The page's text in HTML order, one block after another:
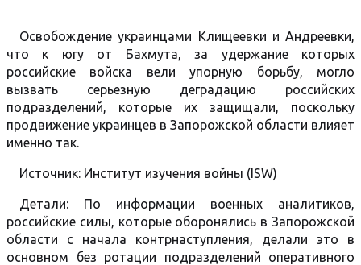
Освобождение украинцами Клищеевки и Андреевки,
что к югу от Бахмута, за удержание которых
российские войска вели упорную борьбу, могло
вызвать серьезную деградацию российских
подразделений, которые их защищали, поскольку
продвижение украинцев в Запорожской области влияет
именно так.
Источник: Институт изучения войны (ISW)
Детали: По информации военных аналитиков,
российские силы, которые оборонялись в Запорожской
области с начала контрнаступления, делали это в
основном без ротации подразделений оперативного